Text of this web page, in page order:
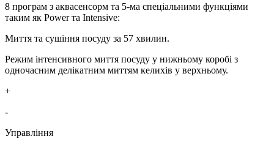
8 програм з аквасенсорм та 5-ма спеціальними функціями
таким як Power та Intensive:
Миття та сушіння посуду за 57 хвилин.
Режим інтенсивного миття посуду у нижньому коробі з
одночасним делікатним миттям келихів у верхньому.
+
-
Управління